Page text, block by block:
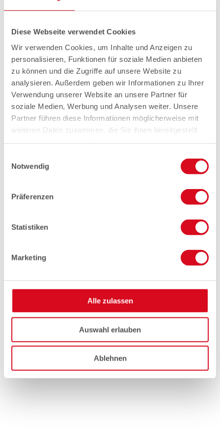
Diese Webseite verwendet Cookies
Wir verwenden Cookies, um Inhalte und Anzeigen zu
personalisieren, Funktionen für soziale Medien anbieten
zu können und die Zugriffe auf unsere Website zu
analysieren. Außerdem geben wir Informationen zu Ihrer
Verwendung unserer Website an unsere Partner für
soziale Medien, Werbung und Analysen weiter. Unsere
Partner führen diese Informationen möglicherweise mit
weiteren Daten zusammen, die Sie ihnen bereitgestellt
Notwendig
Präferenzen
Statistiken
Marketing
Alle zulassen
Auswahl erlauben
Ablehnen